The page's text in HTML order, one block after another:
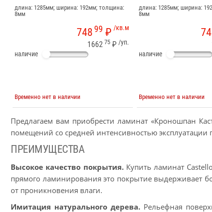
длина: 1285мм; ширина: 192мм; толщина:
8мм
/кв.м
748 99 ₽
/уп.
1662 75 ₽
наличие
Временно нет в наличии
длина: 1285мм; ширина:
8мм
наличие
Временно нет в наличии
Предлагаем вам приобрести ламинат «Кроношпан
помещений со средней интенсивностью эксплуатации
ПРЕИМУЩЕСТВА
Высокое качество покрытия.Купить ламинат
прямого ламинирования это покрытие выдерживает
от проникновения влаги.
Имитация натурального дерева. Рельефная